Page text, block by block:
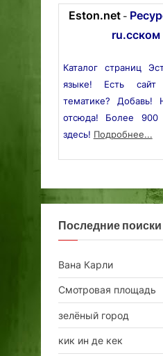
Eston.net-
ru.сском
Каталог страниц
языке! Есть
тематике? Добавь!
отсюда! Более 900
здесь! Подробнее...
Последние поиски
Вана Карли
Смотровая площадь
зелёный город
кик ин де кек